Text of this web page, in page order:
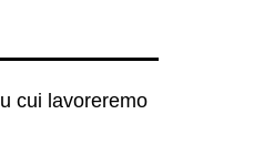
cui lavoreremo